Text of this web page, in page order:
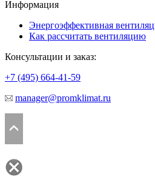
Информация
Энергоэффективная
Как рассчитать вентиляцию
Консультации и заказ:
+7 (495) 664-41-59
manager@promklimat.ru